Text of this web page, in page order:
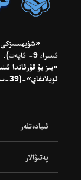
ئىسرا، 9- ئايەت).
«بىز بۇ قۇرئاندا
ئويلانغاي»-(39-سۈرە زۇمەر، 27- ئايەت).
ئىبادەتلەر
پەتىۋالار